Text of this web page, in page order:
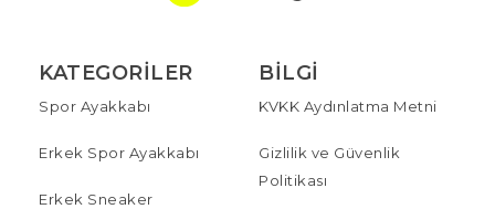
KATEGORILER
Spor Ayakkabı
Erkek Spor Ayakkabı
Erkek Sneaker
BILGI
KVKK Aydınlatma Metni
Gizlilik ve Güvenlik
Politikası